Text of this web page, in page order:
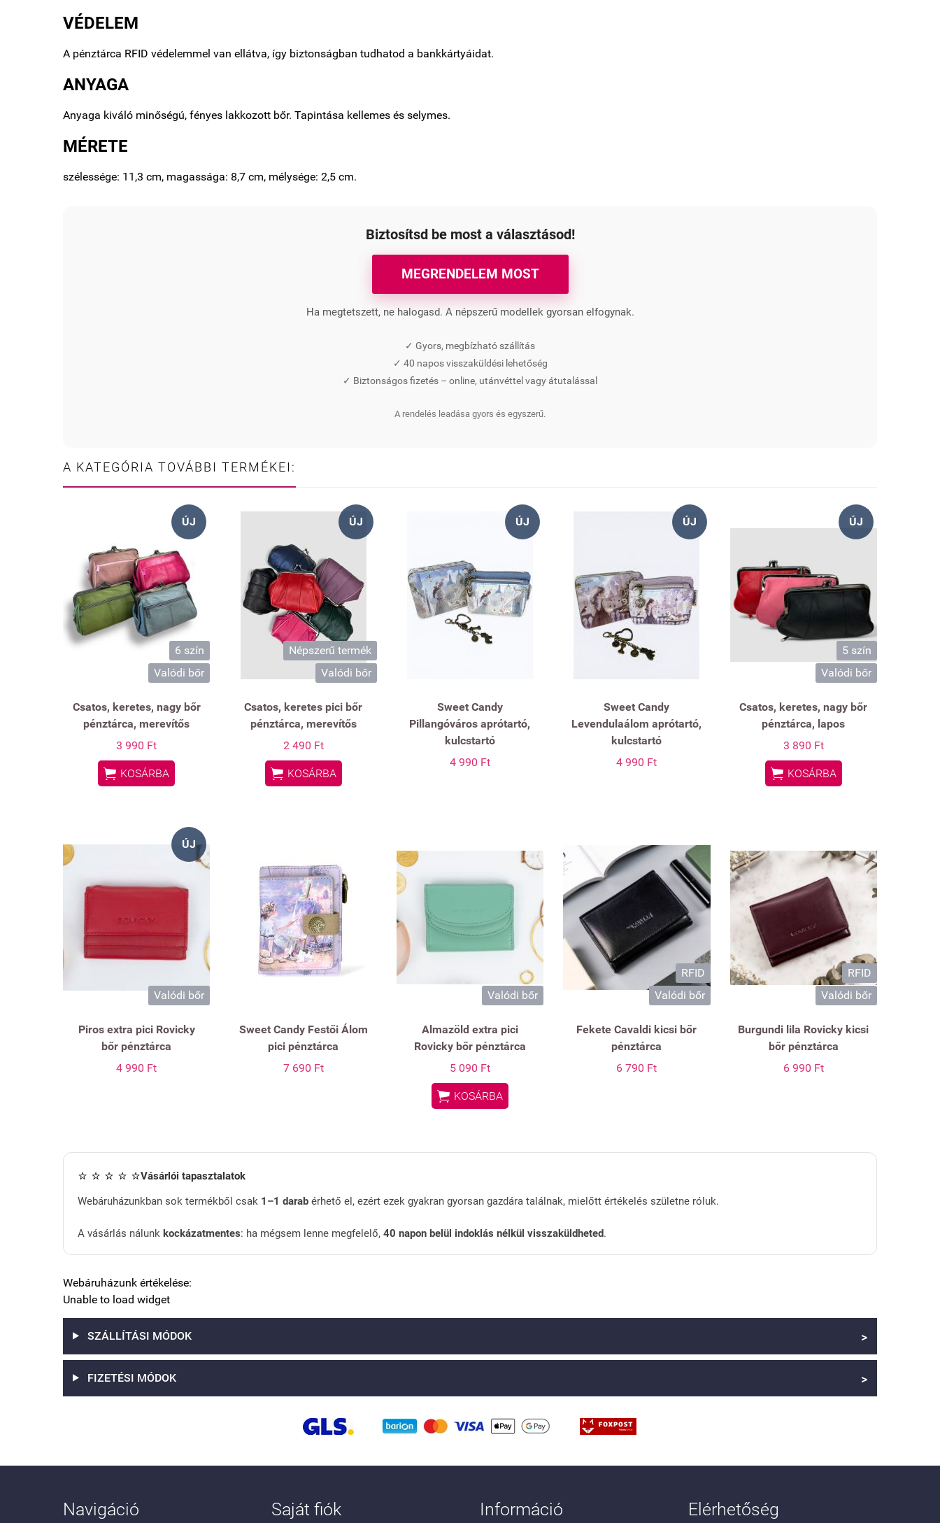
VÉDELEM
A pénztárca RFID védelemmel van ellátva, így biztonságban tudhatod a bankkártyáidat.
ANYAGA
Anyaga kiváló minőségú, fényes lakkozott bőr. Tapintása kellemes és selymes.
MÉRETE
szélessége: 11,3 cm, magassága: 8,7 cm, mélysége: 2,5 cm.
Biztosítsd be most a választásod!
MEGRENDELEM MOST
Ha megtetszett, ne halogasd. A népszerű modellek gyorsan elfogynak.
✓ Gyors, megbízható szállítás
✓ 40 napos visszaküldési lehetőség
✓ Biztonságos fizetés – online, utánvéttel vagy átutalással
A rendelés leadása gyors és egyszerű.
A KATEGÓRIA TOVÁBBI TERMÉKEI:
ÚJ
6 szín
Valódi bőr
Csatos, keretes, nagy bőr
pénztárca, merevítős
3 990 Ft
 KOSÁRBA
ÚJ
Népszerű termék
Valódi bőr
Csatos, keretes pici bőr
pénztárca, merevítős
2 490 Ft
 KOSÁRBA
ÚJ
Sweet Candy
Pillangóváros aprótartó,
kulcstartó
4 990 Ft
ÚJ
Sweet Candy
Levendulaálom aprótartó,
kulcstartó
4 990 Ft
ÚJ
5 szín
Valódi bőr
Csatos, keretes, nagy bőr
pénztárca, lapos
3 890 Ft
 KOSÁRBA
ÚJ
Valódi bőr
Piros extra pici Rovicky
bőr pénztárca
4 990 Ft
Sweet Candy Festői Álom
pici pénztárca
7 690 Ft
Valódi bőr
Almazöld extra pici
Rovicky bőr pénztárca
5 090 Ft
 KOSÁRBA
RFID
Valódi bőr
Fekete Cavaldi kicsi bőr
pénztárca
6 790 Ft
RFID
Valódi bőr
Burgundi lila Rovicky kicsi
bőr pénztárca
6 990 Ft
⭐ ⭐ ⭐ ⭐ ⭐Vásárlói tapasztalatok
Webáruházunkban sok termékből csak 1–1 darab érhető el, ezért ezek gyakran gyorsan gazdára találnak, mielőtt értékelés születne róluk.
A vásárlás nálunk kockázatmentes: ha mégsem lenne megfelelő, 40 napon belül indoklás nélkül visszaküldheted.
Webáruházunk értékelése:
Unable to load widget
SZÁLLÍTÁSI MÓDOK >
FIZETÉSI MÓDOK >
Navigáció Saját fiók Információ Elérhetőség